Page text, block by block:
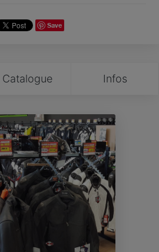
Save
Catalogue Infos